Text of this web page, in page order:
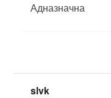
Адназначна
slvk